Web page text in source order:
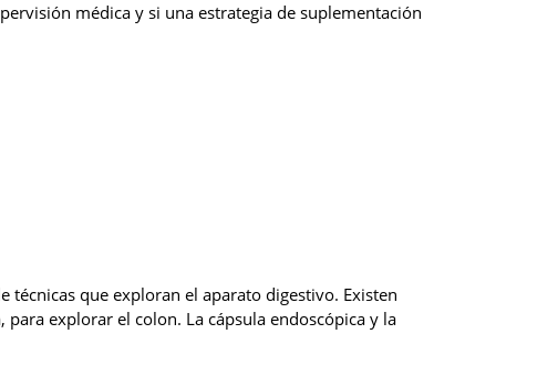
médica y si una estrategia de suplementación
técnicas que exploran el aparato digestivo. Existen
explorar el colon. La cápsula endoscópica y la